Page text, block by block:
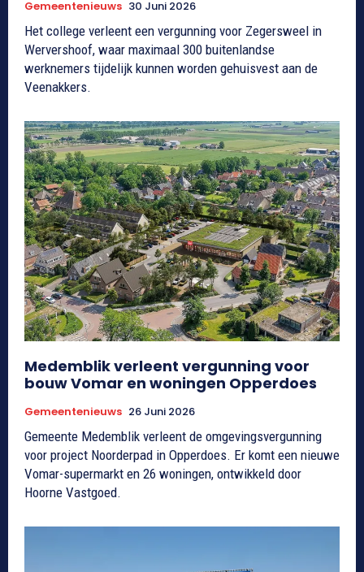
Gemeentenieuws 30 Juni 2026
Het college verleent een vergunning voor Zegersweel in
Wervershoof, waar maximaal 300 buitenlandse
werknemers tijdelijk kunnen worden gehuisvest aan de
Veenakkers.
Medemblik verleent vergunning voor
bouw Vomar en woningen Opperdoes
Gemeentenieuws 26 Juni 2026
Gemeente Medemblik verleent de omgevingsvergunning
voor project Noorderpad in Opperdoes. Er komt een nieuwe
Vomar-supermarkt en 26 woningen, ontwikkeld door
Hoorne Vastgoed.